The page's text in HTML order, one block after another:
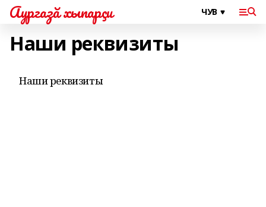
Аургазă хыпарçи
Наши реквизиты
Наши реквизиты